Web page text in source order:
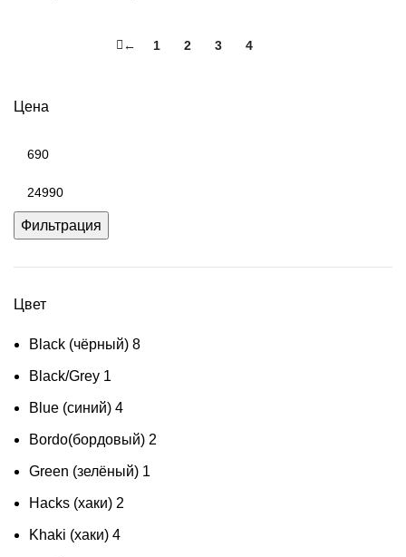
Цена
Фильтрация
Цвет
Black (чёрный) 8
Black/Grey 1
Blue (синий) 4
Bordo(бордовый) 2
Green (зелёный) 1
Hacks (хаки) 2
Khaki (хаки) 4
← 1 2 3 4